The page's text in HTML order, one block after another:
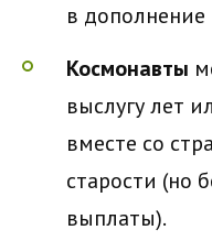
в
Космонавты
выслугу лет
вместе со
старости (но
выплаты).